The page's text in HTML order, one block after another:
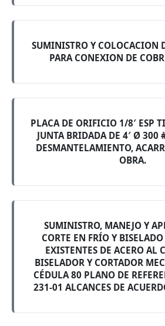
SUMINISTRO Y COLOCACION
PARA CONEXION DE
PLACA DE ORIFICIO 1/8′ ESP
JUNTA BRIDADA DE 4′ Ø 300
DESMANTELAMIENTO,
OBRA.
SUMINISTRO, MANEJO Y
CORTE EN FRÍO Y
EXISTENTES DE ACERO AL
BISELADOR Y CORTADOR
CÉDULA 80 PLANO DE
231-01 ALCANCES DE